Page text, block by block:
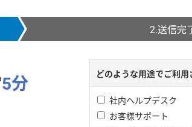
2.送信完
5分
どのような用途でご利
社内ヘルプデスク
お客様サポート